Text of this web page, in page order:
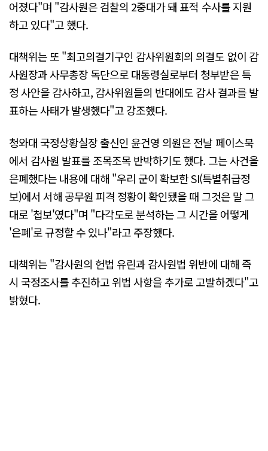
어졌다"며 "감사원은 검찰의 2중대가 돼 표적 수사를 지원
하고 있다"고 했다.
대책위는 또 "최고의결기구인 감사위원회의 의결도 없이 감
사원장과 사무총장 독단으로 대통령실로부터 청부받은 특
정 사안을 감사하고, 감사위원들의 반대에도 감사 결과를 발
표하는 사태가 발생했다"고 강조했다.
청와대 국정상황실장 출신인 윤건영 의원은 전날 페이스북
에서 감사원 발표를 조목조목 반박하기도 했다. 그는 사건을
은폐했다는 내용에 대해 "우리 군이 확보한 SI(특별취급정
보)에서 서해 공무원 피격 정황이 확인됐을 때 그것은 말 그
대로 '첩보'였다"며 "다각도로 분석하는 그 시간을 어떻게
'은폐'로 규정할 수 있나"라고 주장했다.
대책위는 "감사원의 헌법 유린과 감사원법 위반에 대해 즉
시 국정조사를 추진하고 위법 사항을 추가로 고발하겠다"고
밝혔다.